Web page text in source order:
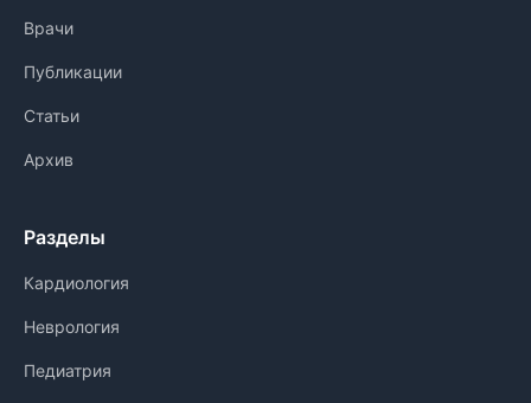
Врачи
Публикации
Статьи
Архив
Разделы
Кардиология
Неврология
Педиатрия